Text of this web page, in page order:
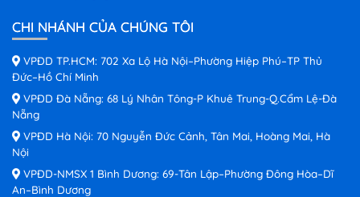
CHI NHÁNH CỦA CHÚNG TÔI
VPĐD TP.HCM: 702 Xa Lộ Hà Nội–Phường Hiệp Phú–TP Thủ
Đức–Hồ Chí Minh
VPĐD Đà Nẵng: 68 Lý Nhân Tông-P Khuê Trung-Q.Cẩm Lệ-Đà
Nẵng
VPĐD Hà Nội: 70 Nguyễn Đức Cảnh, Tân Mai, Hoàng Mai, Hà
Nội
VPĐD-NMSX 1 Bình Dương: 69-Tân Lập–Phường Đông Hòa–Dĩ
An–Bình Dương